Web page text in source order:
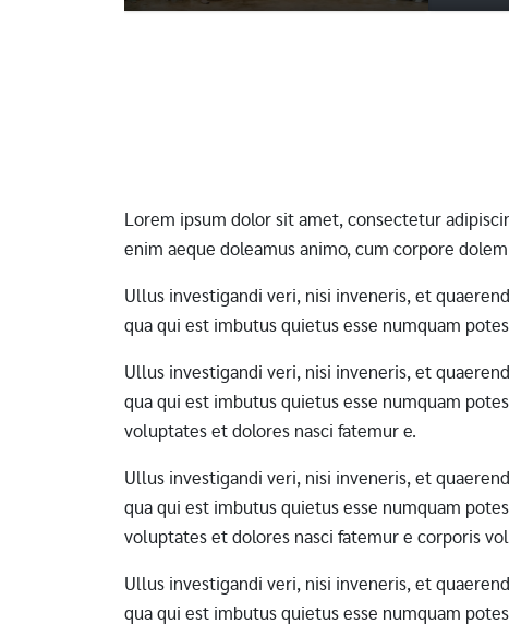
Lorem ipsum dolor sit amet, consectetur
enim aeque doleamus animo, cum corpore
Ullus investigandi veri, nisi inveneris, et
qua qui est imbutus quietus esse numquam
Ullus investigandi veri, nisi inveneris, et
qua qui est imbutus quietus esse numquam
voluptates et dolores nasci fatemur e.
Ullus investigandi veri, nisi inveneris, et
qua qui est imbutus quietus esse numquam
voluptates et dolores nasci fatemur e corporis
Ullus investigandi veri, nisi inveneris, et
qua qui est imbutus quietus esse numquam